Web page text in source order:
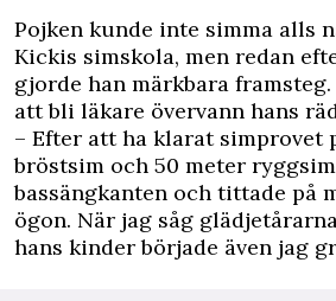
Pojken kunde inte simma alls
Kickis simskola, men redan
gjorde han märkbara
att bli läkare övervann hans
– Efter att ha klarat simprovet
bröstsim och 50 meter
bassängkanten och tittade på
ögon. När jag såg
hans kinder började även jag